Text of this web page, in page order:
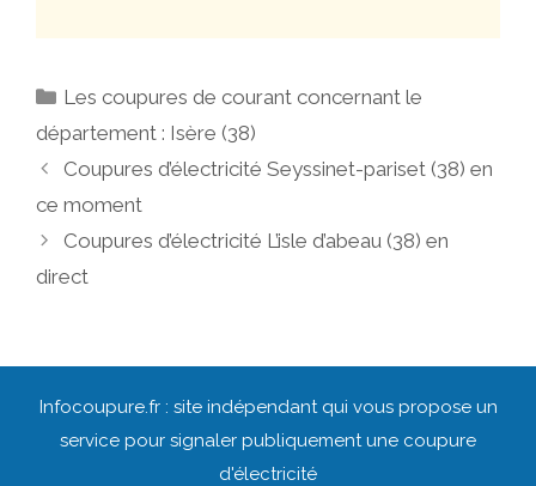
Catégories
Les coupures de courant concernant le
département : Isère (38)
Navigation
Coupures d’électricité Seyssinet-pariset (38) en
ce moment
Coupures d’électricité L’isle d’abeau (38) en
direct
Infocoupure.fr : site indépendant qui vous propose un
service pour signaler publiquement une coupure
d'électricité